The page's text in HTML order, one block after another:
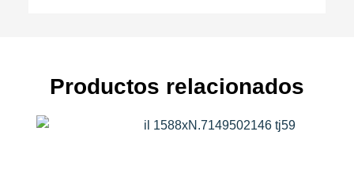
Productos relacionados